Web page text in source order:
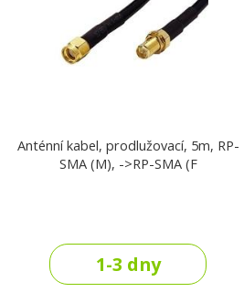
Anténní kabel, prodlužovací, 5m, RP-
SMA (M), ->RP-SMA (F
1-3 dny